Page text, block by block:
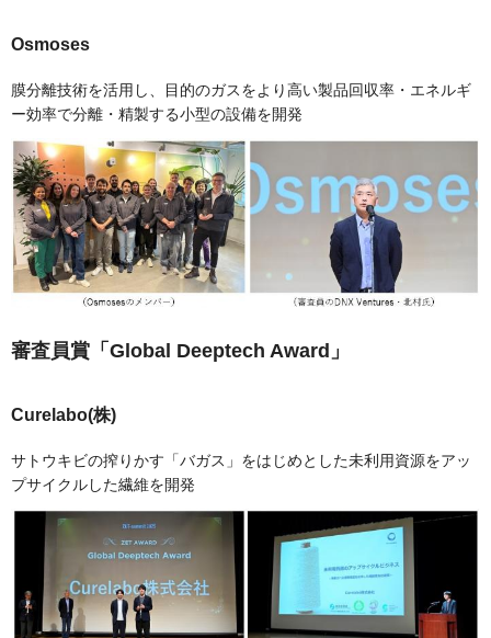
Osmoses
膜分離技術を活用し、目的のガスをより高い製品回収率・エネルギ
ー効率で分離・精製する小型の設備を開発
審査員賞「Global Deeptech Award」
Curelabo(株)
サトウキビの搾りかす「バガス」をはじめとした未利用資源をアッ
プサイクルした繊維を開発